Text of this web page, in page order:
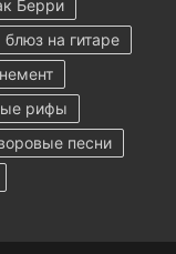
Берри
блюз на гитаре
рифы
песни